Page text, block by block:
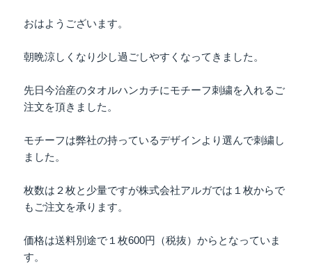
おはようございます。
朝晩涼しくなり少し過ごしやすくなってきました。
先日今治産のタオルハンカチにモチーフ刺繍を入れるご
注文を頂きました。
モチーフは弊社の持っているデザインより選んで刺繍し
ました。
枚数は２枚と少量ですが株式会社アルガでは１枚からで
もご注文を承ります。
価格は送料別途で１枚600円（税抜）からとなっていま
す。